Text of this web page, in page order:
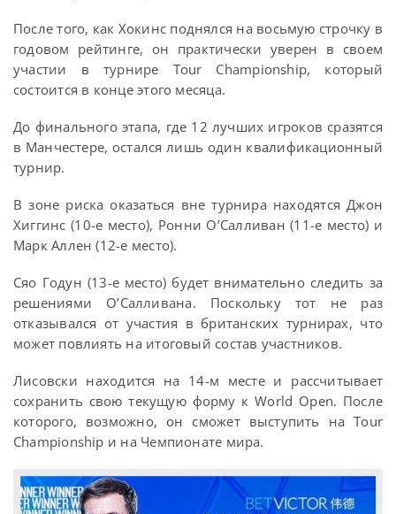
После того, как Хокинс поднялся на восьмую строчку в
годовом рейтинге, он практически уверен в своем
участии в турнире Tour Championship, который
состоится в конце этого месяца.
До финального этапа, где 12 лучших игроков сразятся
в Манчестере, остался лишь один квалификационный
турнир.
В зоне риска оказаться вне турнира находятся Джон
Хиггинс (10-е место), Ронни О’Салливан (11-е место) и
Марк Аллен (12-е место).
Сяо Годун (13-е место) будет внимательно следить за
решениями О’Салливана. Поскольку тот не раз
отказывался от участия в британских турнирах, что
может повлиять на итоговый состав участников.
Лисовски находится на 14-м месте и рассчитывает
сохранить свою текущую форму к World Open. После
которого, возможно, он сможет выступить на Tour
Championship и на Чемпионате мира.